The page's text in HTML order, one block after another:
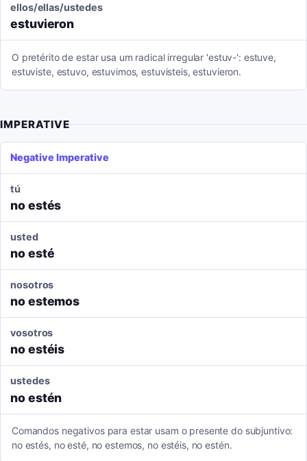
ellos/ellas/ustedes
estuvieron
O pretérito de estar usa um radical irregular 'estuv-': estuve,
estuviste, estuvo, estuvimos, estuvisteis, estuvieron.
IMPERATIVE
Negative Imperative
tú
no estés
usted
no esté
nosotros
no estemos
vosotros
no estéis
ustedes
no estén
Comandos negativos para estar usam o presente do subjuntivo:
no estés, no esté, no estemos, no estéis, no estén.